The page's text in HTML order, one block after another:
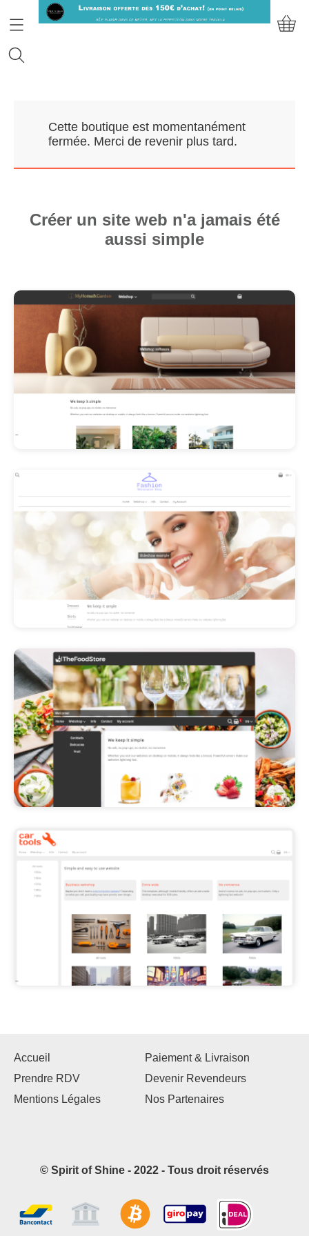
Prendre RDV
Nos Marques
Contact
E-Boutique
Les Promos!
Polishangel Belgium
Cette boutique est momentanément
fermée. Merci de revenir plus tard.
Créer un site web n'a jamais été
aussi simple
Accueil
Paiement & Livraison
Prendre RDV
Devenir Revendeurs
Mentions Légales
Nos Partenaires
© Spirit of Shine - 2022 - Tous droit réservés